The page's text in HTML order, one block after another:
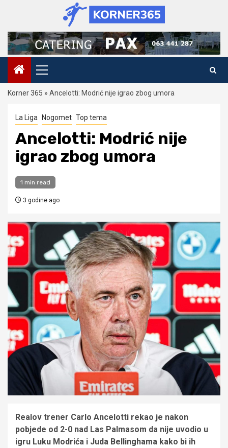
content
Primary
Menu
Korner 365 » Ancelotti: Modrić nije igrao zbog umora
La Liga Nogomet Top tema
Ancelotti: Modrić nije
igrao zbog umora
1 min read
3 godine ago
Realov trener Carlo Ancelotti rekao je nakon
pobjede od 2-0 nad Las Palmasom da nije uvodio u
igru Luku Modrića i Juda Bellinghama kako bi ih